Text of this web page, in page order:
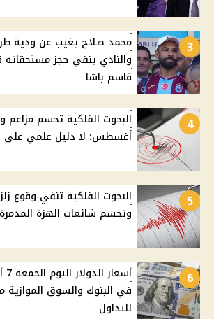
3
محمد صلاح يغيب عن ودية
والنادي ينفي حجز
قاسم باشا
4
أغسطس: لا دليل علمي على
5
البحوث الفلكية تنفي وقوع
وتحسم شائعات الهزة المدمرة
6
في البنوك والسوق
للتداول